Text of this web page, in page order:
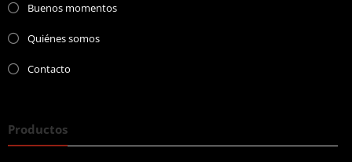
Buenos momentos
Quiénes somos
Contacto
Productos